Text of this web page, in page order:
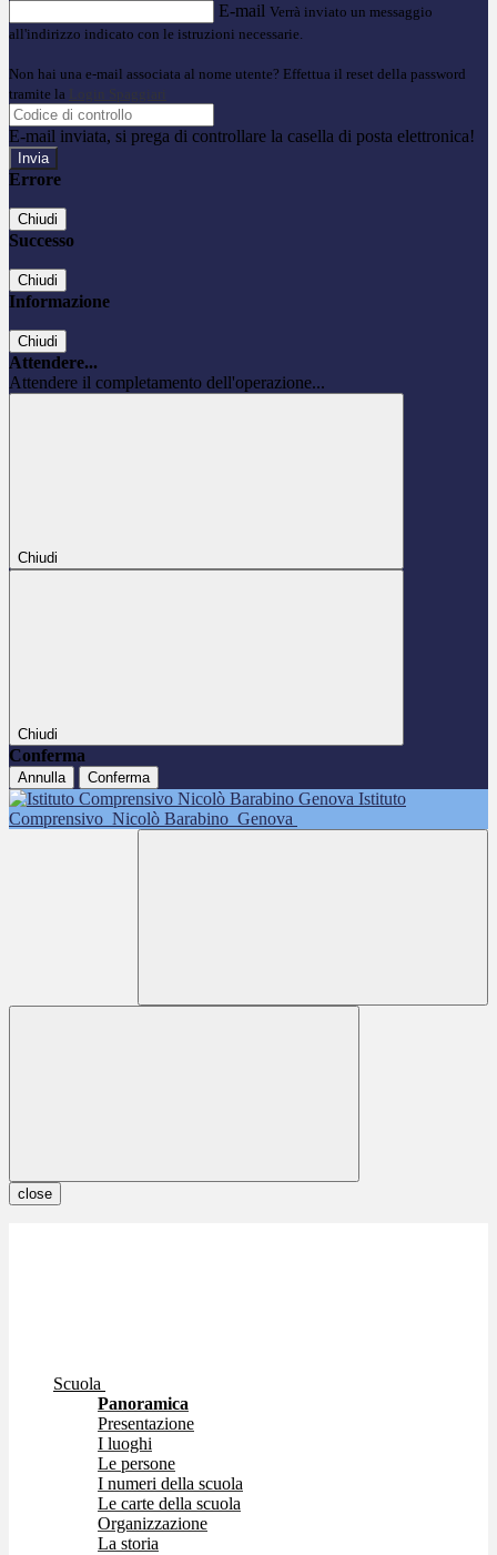
E-mail Verrà inviato un messaggio
all'indirizzo indicato con le istruzioni necessarie.
Non hai una e-mail associata al nome utente? Effettua il reset della password
tramite la Login Spaggiari
E-mail inviata, si prega di controllare la casella di posta elettronica!
Errore
Chiudi
Successo
Chiudi
Informazione
Chiudi
Attendere...
Attendere il completamento dell'operazione...
Chiudi
Chiudi
Conferma
Annulla Conferma
Istituto
Comprensivo Nicolò Barabino Genova
close
Scuola
Panoramica
Presentazione
I luoghi
Le persone
I numeri della scuola
Le carte della scuola
Organizzazione
La storia